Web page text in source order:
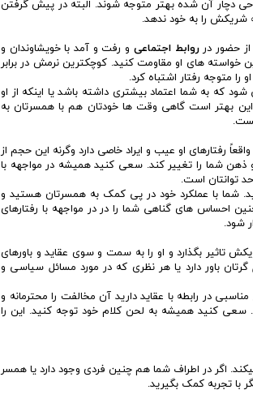
دچار آن شده بهتر متوجه شوند. البته در پیش گرفتن
شریکش را به خود ندهد.
از حضور درروابط اجتماعی و رفت و آمد با خویشاوندان و
خواسته های او مقاومت کنید. کوچکترین نرمش در برابر
را متوجه رفتار اشتباه کرد.
که به شما اعتماد بیشتری داشته باشد یا اینکه از او
این بهتر است گاهی وقت ها خودتان هم با همسرتان به
رفتارهای او عیب و ایراد خاصی دارد وگرنه این حجم از
ذهن شما را تغییر کند. سعی کنید همیشه در مواجهه با
توانتان است.
شما با عملکرد خود در پی کمک به همسرتان هستید و
احساس های گناهی شما را در در مواجهه با رفتارهای
شود.
بگذارد و او را به سمت و سوی عقاید و باورهای
باور دارد یا هر نظری که در مورد مسائل سیاسی و
در رابطه با عقاید دارید آن مخالفت را محترمانه و
سعی کنید همیشه به لحن کلام خود توجه کنید. این را
اگر در اطراف شما هم چنین فردی وجود دارد یا همسر
با تجربه کمک بگیرید.